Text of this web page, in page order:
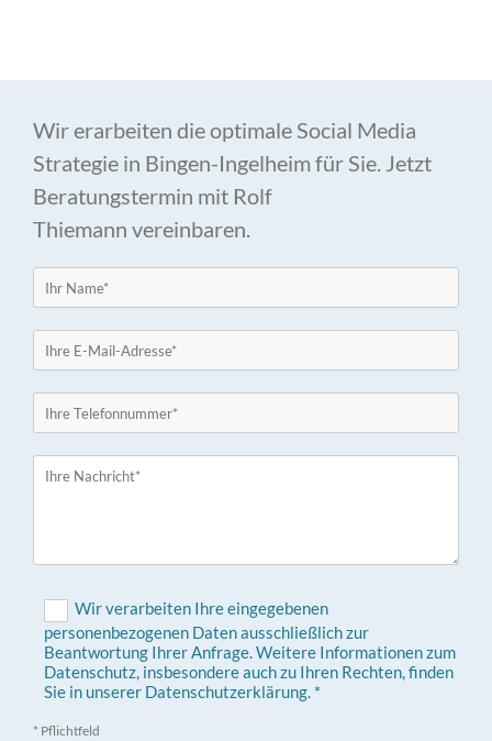
Wir erarbeiten die optimale Social Media
Strategie in Bingen-Ingelheim für Sie. Jetzt
Beratungstermin mit Rolf
Thiemann vereinbaren.
Wir verarbeiten Ihre eingegebenen
personenbezogenen Daten ausschließlich zur
Beantwortung Ihrer Anfrage. Weitere Informationen zum
Datenschutz, insbesondere auch zu Ihren Rechten, finden
Sie in unserer Datenschutzerklärung. *
* Pflichtfeld